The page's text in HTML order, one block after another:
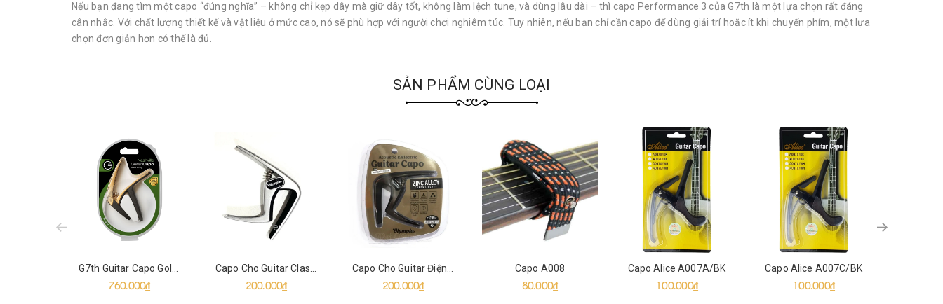
Nếu bạn đang tìm một capo “đúng nghĩa” – không chỉ kẹp dây mà giữ dây tốt, không làm lệch tune, và dùng lâu dài – thì capo Performance 3 của G7th là một lựa chọn rất đáng
cân nhắc. Với chất lượng thiết kế và vật liệu ở mức cao, nó sẽ phù hợp với người chơi nghiêm túc. Tuy nhiên, nếu bạn chỉ cần capo để dùng giải trí hoặc ít khi chuyển phím, một lựa
chọn đơn giản hơn có thể là đủ.
SẢN PHẨM CÙNG LOẠI
G7th Guitar Capo Gold Plated
760.000₫
Capo Cho Guitar Classic Olympia
200.000₫
Capo Cho Guitar Điện Và Acoustic Olympia
200.000₫
Capo A008
80.000₫
Capo Alice A007A/BK
100.000₫
Capo Alice A007C/BK
100.000₫
prev